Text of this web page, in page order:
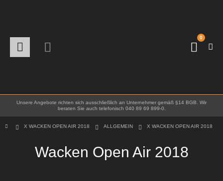
0
Unsere Angebote richten sich ausschließlich an Unternehmer gemäß §14 BGB. Wir
beraten Sie auch telefonisch 040 89 69 899-0.
X WACKEN OPEN AIR 2018 ALLGEMEIN X WACKEN OPEN AIR 2018
Wacken Open Air 2018